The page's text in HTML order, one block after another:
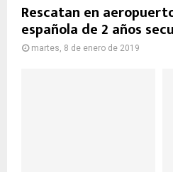
Rescatan en
española de 2 años
martes, 8 de enero de 2019